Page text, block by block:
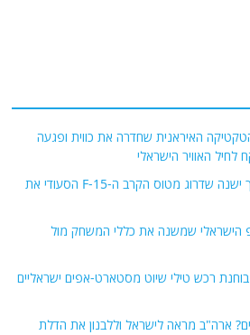
רגל: ניתוח הטקטיקה האיראנית שחדרה את כווית ופגעה
לחיל האוויר הישראלי
מפלצת אש בשמי המפרץ: כך ישנה שדרוג מטוס הקרב ה-F-15 הסעודי את
הישראלי שמשנה את כללי המשחק מול
בוחנת רכש טילי שיוט מסטארט-אפים ישראליים
ארה"ב מראה לישראל וללבנון את הדלת